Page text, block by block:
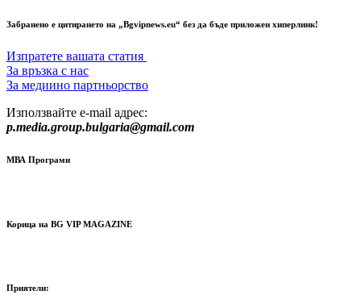
Забранено е цитирането на „Bgvipnews.eu“ без да бъде приложен хиперлинк!
Изпратете вашата статия
За връзка с нас
За медиино партньорство
Използвайте e-mail адрес:
p.media.group.bulgaria@gmail.com
МВА Програми
Корица на BG VIP MAGAZINE
Приятели: